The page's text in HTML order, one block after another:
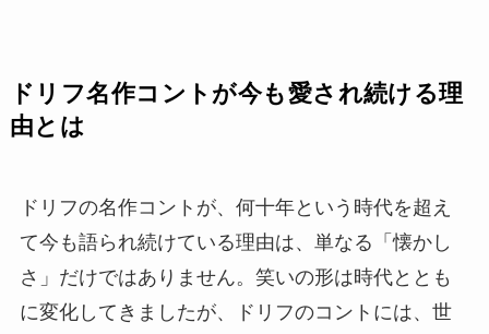
ドリフ名作コントが今も愛され続ける理
由とは
ドリフの名作コントが、何十年という時代を超え
て今も語られ続けている理由は、単なる「懐かし
さ」だけではありません。笑いの形は時代ととも
に変化してきましたが、ドリフのコントには、世